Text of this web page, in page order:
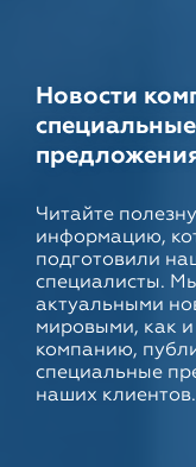
Новости
специальные
Читайте
информацию,
подготовили
специалисты.
актуальными
мировыми, как
компанию,
специальные
наших клиентов.